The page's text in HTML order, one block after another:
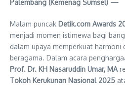
Palembang (Kemenag Sumsel) —
Malam puncak Detik.com Awards
menjadi momen istimewa bagi
dalam upaya memperkuat
beragama. Dalam acara
Prof. Dr. KH Nasaruddin Umar, MA
Tokoh Kerukunan Nasional 2025